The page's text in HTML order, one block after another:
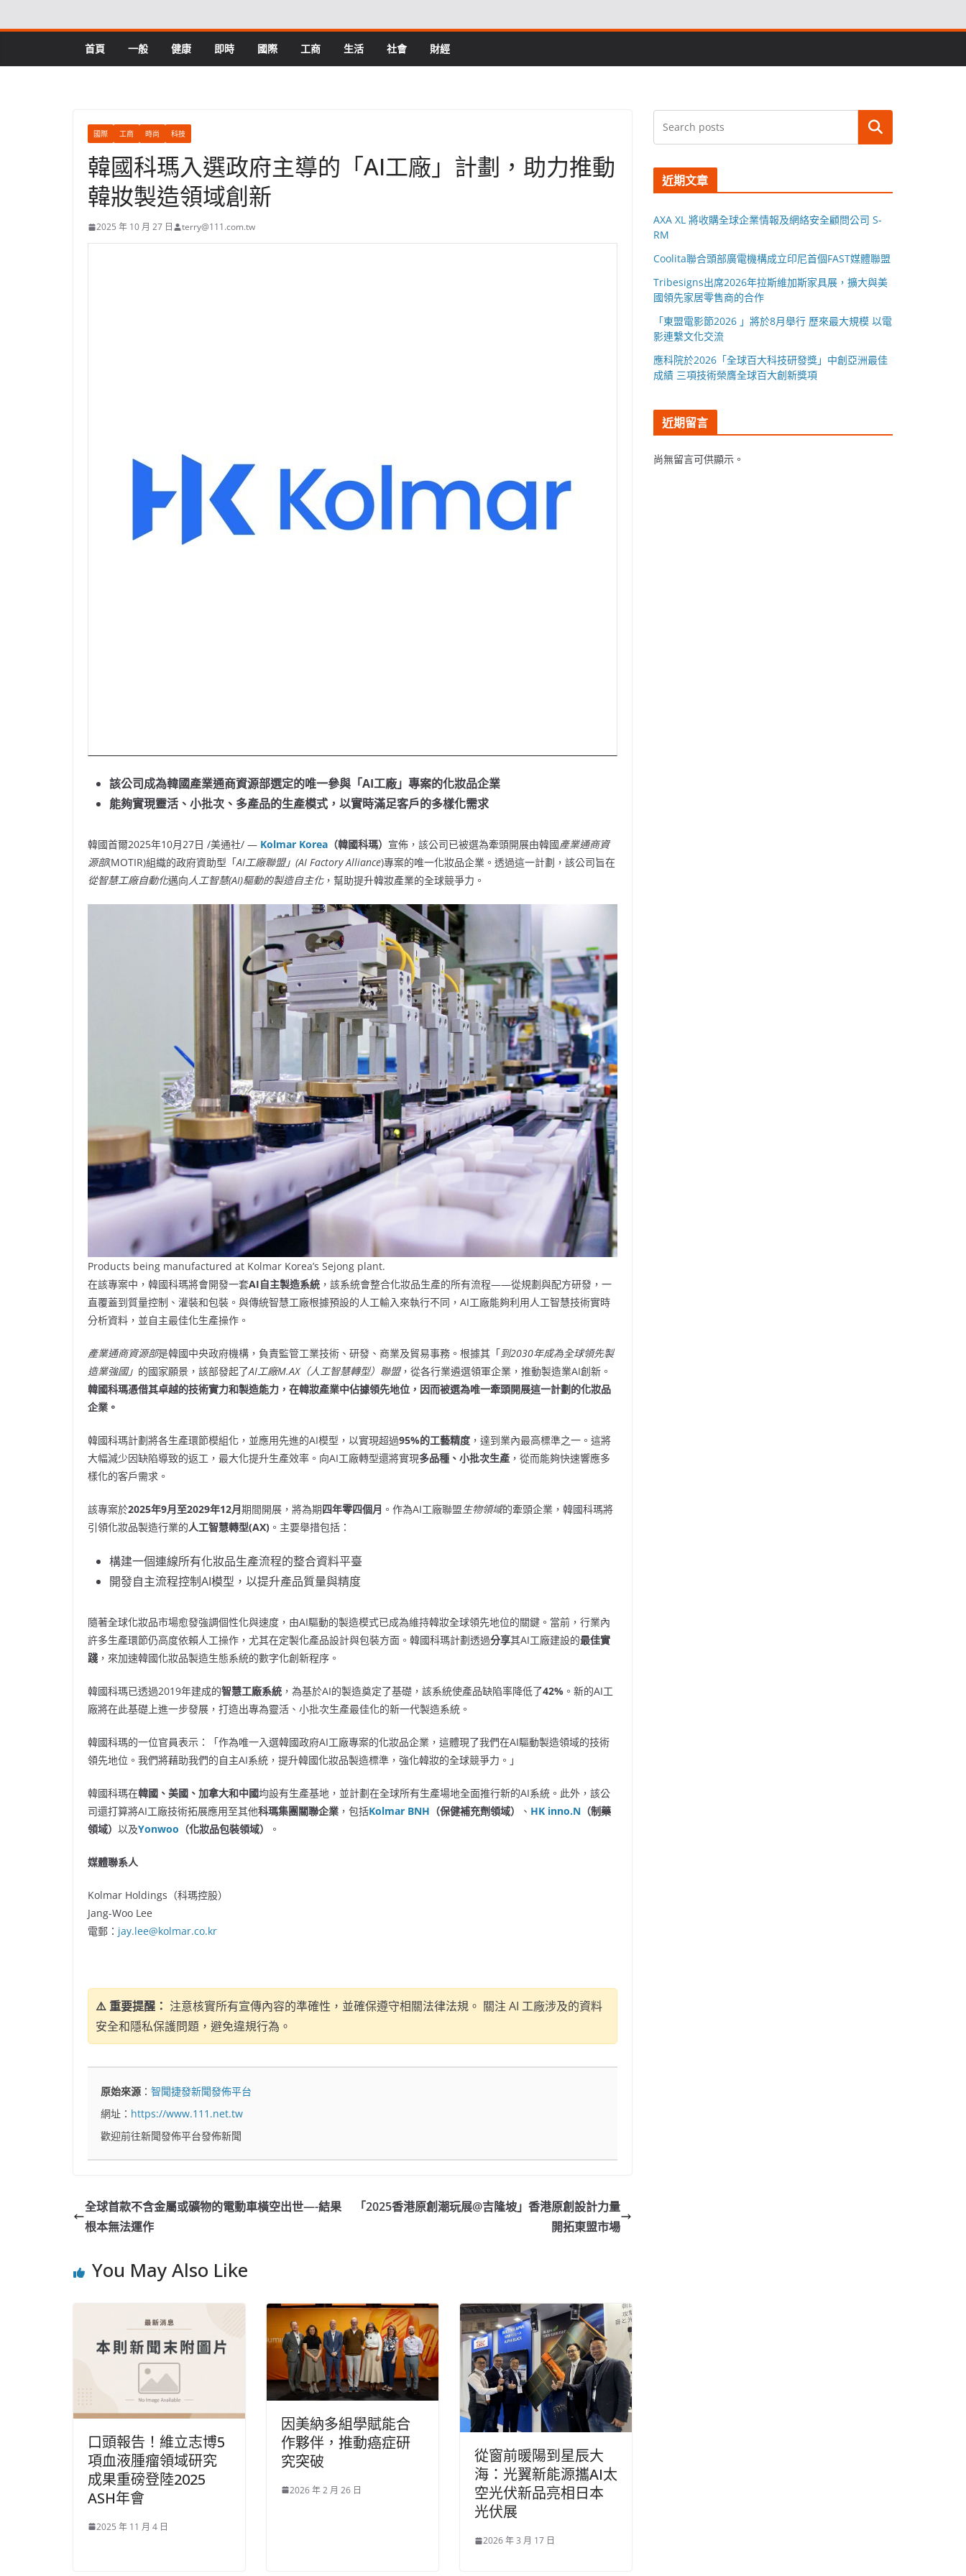
to
首頁 一般 健康 即時 國際 工商 生活 社會 財經
國際 工商 時尚 科技
韓國科瑪入選政府主導的「AI工廠」計劃，助力推動
韓妝製造領域創新
2025 年 10 月 27 日 terry@111.com.tw
該公司成為韓國產業通商資源部選定的唯一參與「AI工廠」專案的化妝品企業
能夠實現靈活、小批次、多產品的生產模式，以實時滿足客戶的多樣化需求
韓國首爾2025年10月27日 /美通社/ — Kolmar Korea （韓國科瑪） 宣佈，該公司已被選為牽頭開展由韓國產業通商資
源部(MOTIR)組織的政府資助型「AI工廠聯盟」 (AI Factory Alliance)專案的唯一化妝品企業。透過這一計劃，該公司旨在
從智慧工廠自動化邁向人工智慧(AI)驅動的製造自主化，幫助提升韓妝產業的全球競爭力。
Products being manufactured at Kolmar Korea’s Sejong plant.
在該專案中，韓國科瑪將會開發一套AI自主製造系統 ，該系統會整合化妝品生產的所有流程——從規劃與配方研發，一
直覆蓋到質量控制、灌裝和包裝。與傳統智慧工廠根據預設的人工輸入來執行不同，AI工廠能夠利用人工智慧技術實時
分析資料，並自主最佳化生產操作。
產業通商資源部是韓國中央政府機構，負責監管工業技術、研發、商業及貿易事務。根據其「到2030年成為全球領先製
造業強國」 的國家願景，該部發起了AI工廠M.AX（人工智慧轉型）聯盟，從各行業遴選領軍企業，推動製造業AI創新。
韓國科瑪憑借其卓越的技術實力和製造能力，在韓妝產業中佔據領先地位，因而被選為唯一牽頭開展這一計劃的化妝品
企業。
韓國科瑪計劃將各生產環節模組化，並應用先進的AI模型，以實現超過95%的工藝精度 ，達到業內最高標準之一。這將
大幅減少因缺陷導致的返工，最大化提升生產效率。向AI工廠轉型還將實現多品種、小批次生產 ，從而能夠快速響應多
樣化的客戶需求。
該專案於2025年9月至2029年12月期間開展，將為期四年零四個月 。作為AI工廠聯盟生物領域的牽頭企業，韓國科瑪將
引領化妝品製造行業的人工智慧轉型(AX) 。主要舉措包括：
構建一個連線所有化妝品生產流程的整合資料平臺
開發自主流程控制AI模型，以提升產品質量與精度
隨著全球化妝品市場愈發強調個性化與速度，由AI驅動的製造模式已成為維持韓妝全球領先地位的關鍵。當前，行業內
許多生產環節仍高度依賴人工操作，尤其在定製化產品設計與包裝方面。韓國科瑪計劃透過分享其AI工廠建設的最佳實
踐 ，來加速韓國化妝品製造生態系統的數字化創新程序。
韓國科瑪已透過2019年建成的智慧工廠系統 ，為基於AI的製造奠定了基礎，該系統使產品缺陷率降低了42% 。新的AI工
廠將在此基礎上進一步發展，打造出專為靈活、小批次生產最佳化的新一代製造系統。
韓國科瑪的一位官員表示：「作為唯一入選韓國政府AI工廠專案的化妝品企業，這體現了我們在AI驅動製造領域的技術
領先地位。我們將藉助我們的自主AI系統，提升韓國化妝品製造標準，強化韓妝的全球競爭力。」
韓國科瑪在韓國、美國、加拿大和中國均設有生產基地，並計劃在全球所有生產場地全面推行新的AI系統。此外，該公
司還打算將AI工廠技術拓展應用至其他科瑪集團關聯企業 ，包括Kolmar BNH （保健補充劑領域） 、 HK inno.N （制藥
領域） 以及Yonwoo （化妝品包裝領域） 。
媒體聯系人
Kolmar Holdings（科瑪控股）
Jang-Woo Lee
電郵： jay.lee@kolmar.co.kr
⚠️ 重要提醒： 注意核實所有宣傳內容的準確性，並確保遵守相關法律法規。 關注 AI 工廠涉及的資料
安全和隱私保護問題，避免違規行為。
原始來源 ：智聞捷發新聞發佈平台
網址： https://www.111.net.tw
歡迎前往新聞發佈平台發佈新聞
全球首款不含金屬或礦物的電動車橫空出世—-結果
根本無法運作
「2025香港原創潮玩展@吉隆坡」香港原創設計力量
開拓東盟市場
You May Also Like
口頭報告！維立志博5
項血液腫瘤領域研究
成果重磅登陸2025
ASH年會
2025 年 11 月 4 日
因美納多組學賦能合
作夥伴，推動癌症研
究突破
2026 年 2 月 26 日
從窗前暖陽到星辰大
海：光翼新能源攜AI太
空光伏新品亮相日本
光伏展
2026 年 3 月 17 日
搜尋
近期文章
AXA XL 將收購全球企業情報及網絡安全顧問公司 S-
RM
Coolita聯合頭部廣電機構成立印尼首個FAST媒體聯盟
Tribesigns出席2026年拉斯維加斯家具展，擴大與美
國領先家居零售商的合作
「東盟電影節2026 」將於8月舉行 歷來最大規模 以電
影連繫文化交流
應科院於2026「全球百大科技研發獎」中創亞洲最佳
成績 三項技術榮膺全球百大創新獎項
近期留言
尚無留言可供顯示。